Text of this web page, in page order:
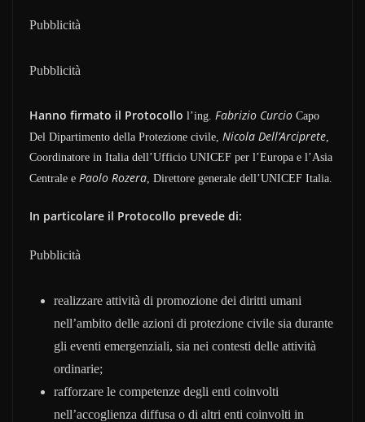
Pubblicità
Pubblicità
Hanno firmato il Protocollo l’ing. Fabrizio Curcio Capo
Del Dipartimento della Protezione civile, Nicola Dell’Arciprete,
Coordinatore in Italia dell’Ufficio UNICEF per l’Europa e l’Asia
Centrale e Paolo Rozera, Direttore generale dell’UNICEF Italia.
In particolare il Protocollo prevede di:
Pubblicità
realizzare attività di promozione dei diritti umani
nell’ambito delle azioni di protezione civile sia durante
gli eventi emergenziali, sia nei contesti delle attività
ordinarie;
rafforzare le competenze degli enti coinvolti
nell’accoglienza diffusa o di altri enti coinvolti in